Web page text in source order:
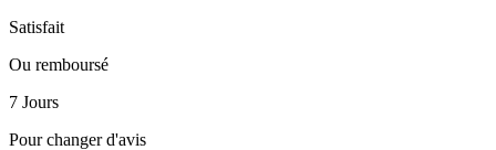
Satisfait
Ou remboursé
7 Jours
Pour changer d'avis